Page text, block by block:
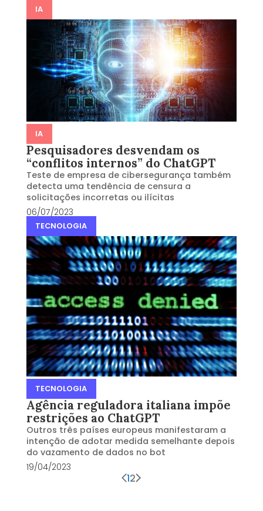
IA
IA
Pesquisadores desvendam os
“conflitos internos” do ChatGPT
Teste de empresa de cibersegurança também
detecta uma tendência de censura a
solicitações incorretas ou ilícitas
06/07/2023
TECNOLOGIA
TECNOLOGIA
Agência reguladora italiana impõe
restrições ao ChatGPT
Outros três países europeus manifestaram a
intenção de adotar medida semelhante depois
do vazamento de dados no bot
19/04/2023
12